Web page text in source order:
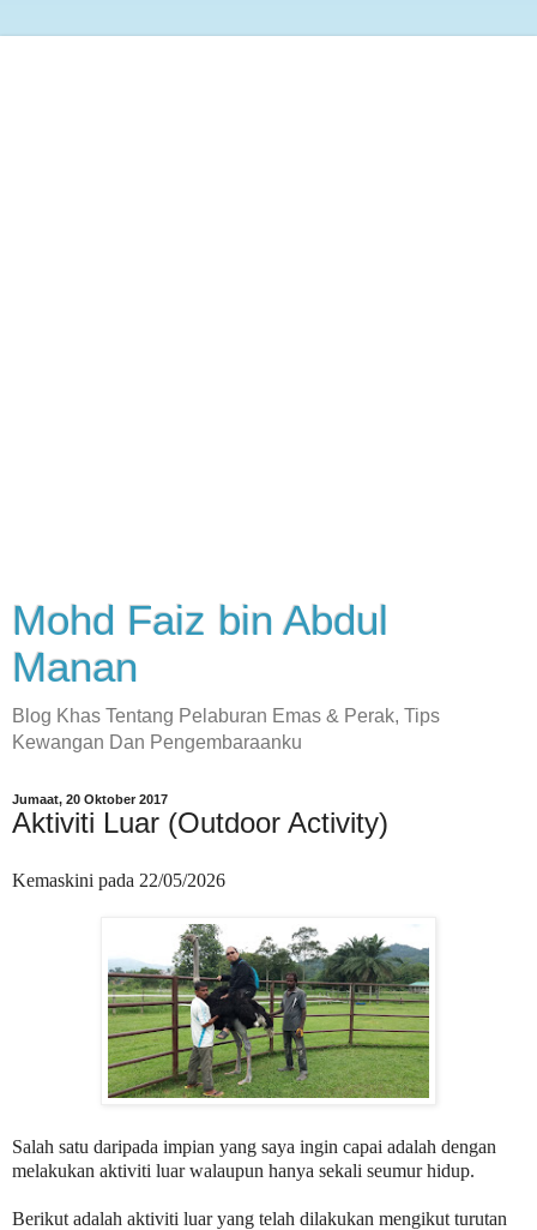
Mohd Faiz bin Abdul
Manan
Blog Khas Tentang Pelaburan Emas & Perak, Tips
Kewangan Dan Pengembaraanku
Jumaat, 20 Oktober 2017
Aktiviti Luar (Outdoor Activity)
Kemaskini pada 22/05/2026
Salah satu daripada impian yang saya ingin capai adalah dengan
melakukan aktiviti luar walaupun hanya sekali seumur hidup.
Berikut adalah aktiviti luar yang telah dilakukan mengikut turutan